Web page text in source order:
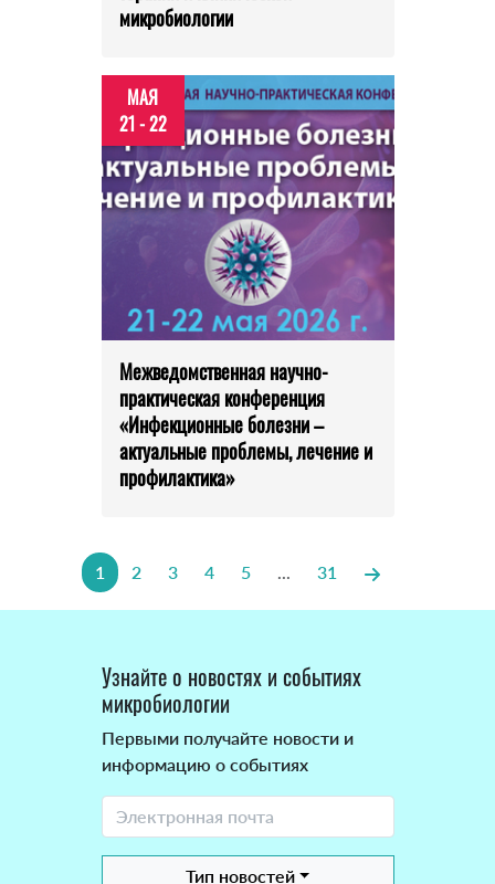
микробиологии
МАЯ
21 - 22
Межведомственная научно-
практическая конференция
«Инфекционные болезни –
актуальные проблемы, лечение и
профилактика»
1 2 3 4 5 ... 31
Узнайте о новостях и событиях
микробиологии
Первыми получайте новости и
информацию о событиях
Тип новостей